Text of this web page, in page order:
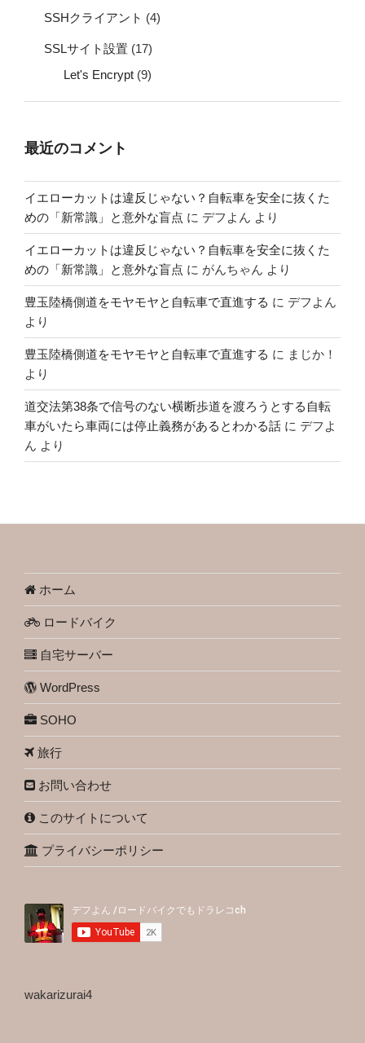
SSHクライアント (4)
SSLサイト設置 (17)
Let's Encrypt (9)
最近のコメント
イエローカットは違反じゃない？自転車を安全に抜くた
めの「新常識」と意外な盲点 に デフよん より
イエローカットは違反じゃない？自転車を安全に抜くた
めの「新常識」と意外な盲点 に がんちゃん より
豊玉陸橋側道をモヤモヤと自転車で直進する に デフよん
より
豊玉陸橋側道をモヤモヤと自転車で直進する に まじか！
より
道交法第38条で信号のない横断歩道を渡ろうとする自転
車がいたら車両には停止義務があるとわかる話 に デフよ
ん より
ホーム
ロードバイク
自宅サーバー
WordPress
SOHO
旅行
お問い合わせ
このサイトについて
プライバシーポリシー
wakarizurai4